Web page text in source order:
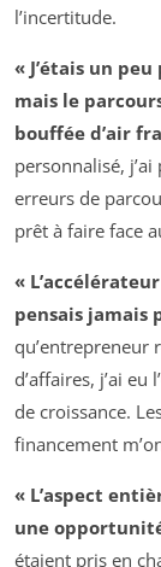
l’incertitude.
« J’étais un
mais le
bouffée d’air
personnalisé,
erreurs de
prêt à faire face
«
pensais jamais
qu’entrepreneur
d’affaires, j’ai
de croissance.
financement
« L’aspect
une
étaient pris en